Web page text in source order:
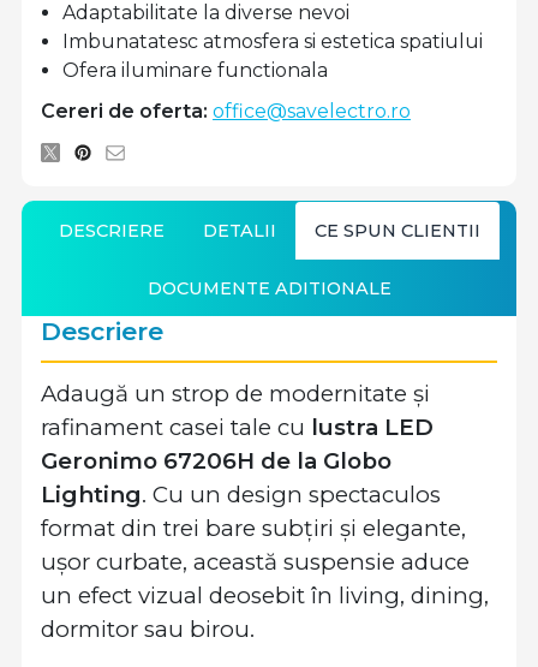
Adaptabilitate la diverse nevoi
Imbunatatesc atmosfera si estetica spatiului
Ofera iluminare functionala
Cereri de oferta: office@savelectro.ro
DESCRIERE DETALII CE SPUN CLIENTII
DOCUMENTE ADITIONALE
Descriere
Adaugă un strop de modernitate și
rafinament casei tale cu lustra LED
Geronimo 67206H de la Globo
Lighting. Cu un design spectaculos
format din trei bare subțiri și elegante,
ușor curbate, această suspensie aduce
un efect vizual deosebit în living, dining,
dormitor sau birou.